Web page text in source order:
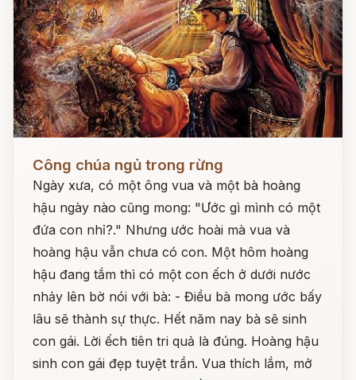
Công chúa ngủ trong rừng
Ngày xưa, có một ông vua và một bà hoàng
hậu ngày nào cũng mong: "Ước gì mình có một
đứa con nhỉ?." Nhưng ước hoài mà vua và
hoàng hậu vẫn chưa có con. Một hôm hoàng
hậu đang tắm thì có một con ếch ở dưới nước
nhảy lên bờ nói với bà: - Điều bà mong ước bấy
lâu sẽ thành sự thực. Hết năm nay bà sẽ sinh
con gái. Lời ếch tiên tri quả là đúng. Hoàng hậu
sinh con gái đẹp tuyệt trần. Vua thích lắm, mở